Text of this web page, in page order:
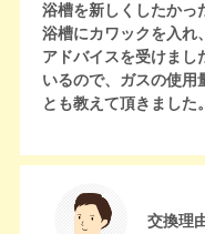
浴槽を新しくしたかっ
浴槽にカワックを入れ
アドバイスを受けまし
いるので、ガスの使用
とも教えて頂きました。
交換理